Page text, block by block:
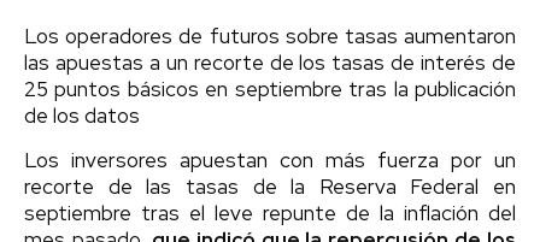
Los operadores de futuros sobre tasas aumentaron
las apuestas a un recorte de los tasas de interés de
25 puntos básicos en septiembre tras la publicación
de los datos
Los inversores apuestan con más fuerza por un
recorte de las tasas de la Reserva Federal en
septiembre tras el leve repunte de la inflación del